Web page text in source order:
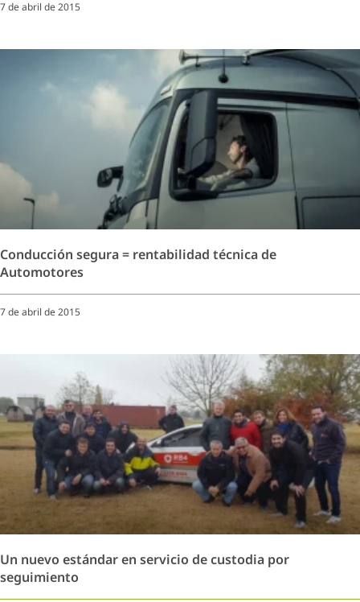
7 de abril de 2015
Conducción segura = rentabilidad técnica de
Automotores
7 de abril de 2015
Un nuevo estándar en servicio de custodia por
seguimiento